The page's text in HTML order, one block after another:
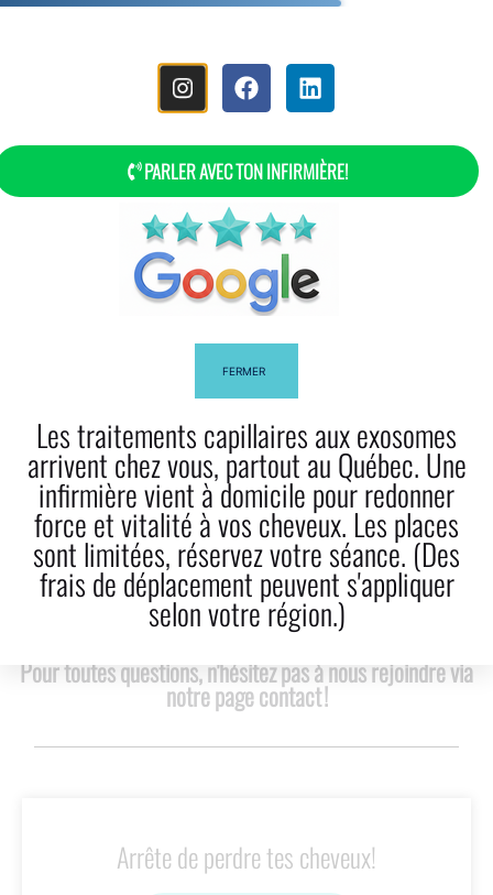
Plan Du Site Web Myla Bella
Facebook
Twitter
LinkedIn
Courriel!
Pour toutes questions, n'hésitez pas à nous rejoindre via
notre page contact !
Arrête de perdre tes cheveux!
PARLER AVEC TON INFIRMIÈRE!
FERMER
Les traitements capillaires aux exosomes
arrivent chez vous, partout au Québec. Une
infirmière vient à domicile pour redonner
force et vitalité à vos cheveux. Les places
sont limitées, réservez votre séance. (Des
frais de déplacement peuvent s'appliquer
selon votre région.)